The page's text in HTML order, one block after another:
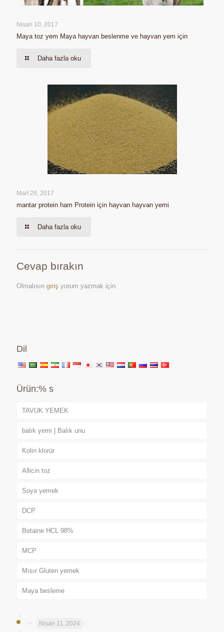
Nisan 10, 2017
Maya toz yem Maya hayvan beslenme ve hayvan yem için
Daha fazla oku
Mart 28, 2017
mantar protein ham Protein için hayvan hayvan yemi
Daha fazla oku
Cevap bırakın
Olmalısın giriş yorum yazmak için.
Dil
Ürün:% s
TAVUK YEMEK
balık yemi | Balık unu
Kolin klorür
Allicin toz
Soya yemek
DCP
Betaine HCL 98%
MCP
Mısır Gluten yemek
Maya besleme
Nisan 11, 2024